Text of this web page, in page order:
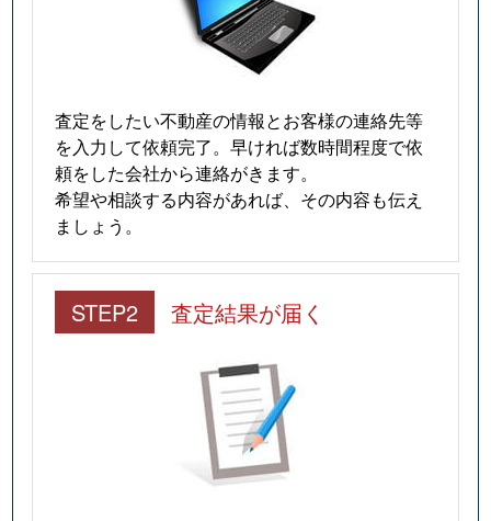
査定をしたい不動産の情報とお客様の連絡先等
を入力して依頼完了。早ければ数時間程度で依
頼をした会社から連絡がきます。
希望や相談する内容があれば、その内容も伝え
ましょう。
STEP2 査定結果が届く